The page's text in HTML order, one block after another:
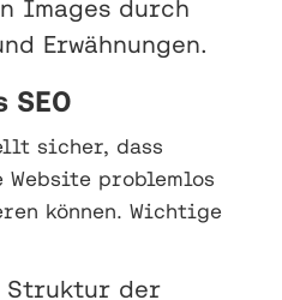
Images durch
Erwähnungen.
sicher, dass
Website problemlos
können. Wichtige
Struktur der